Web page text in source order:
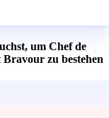
um Chef de
zu bestehen